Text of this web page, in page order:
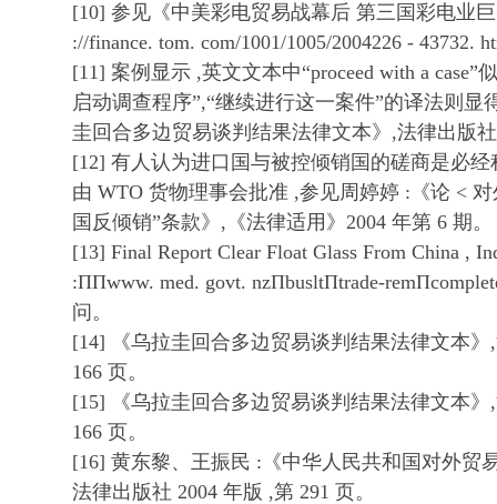
[10] 参见《中美彩电贸易战幕后 第三国彩电业
://finance. tom. com/1001/1005/2004226 - 43732.
[11] 案例显示 ,英文文本中“proceed with a case”
启动调查程序”,“继续进行这一案件”的译法则显
圭回合多边贸易谈判结果法律文本》,法律出版
[12] 有人认为进口国与被控倾销国的磋商是必
由 WTO 货物理事会批准 ,参见周婷婷 :《论 <
国反倾销”条款》,《法律适用》2004 年第 6 期。
[13] Final Report Clear Float Glass From China ,
:ΠΠwww. med. govt. nzΠbusltΠtrade-
问。
[14] 《乌拉圭回合多边贸易谈判结果法律文本》
166 页。
[15] 《乌拉圭回合多边贸易谈判结果法律文本》
166 页。
[16] 黄东黎、王振民 :《中华人民共和国对外贸
法律出版社 2004 年版 ,第 291 页。